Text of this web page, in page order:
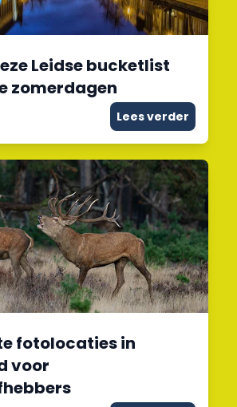
Leidse bucketlist
zomerdagen
Lees verder
fotolocaties in
voor